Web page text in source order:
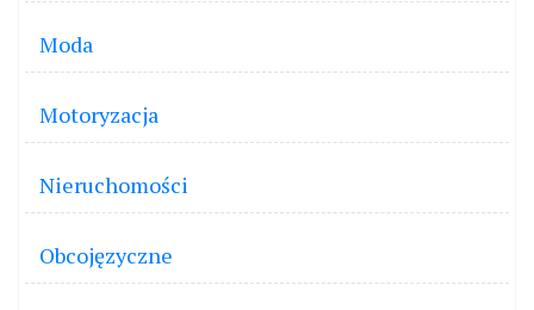
Moda
Motoryzacja
Nieruchomości
Obcojęzyczne